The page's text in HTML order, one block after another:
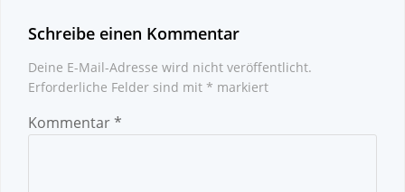
Schreibe einen Kommentar
Deine E-Mail-Adresse wird nicht veröffentlicht.
Erforderliche Felder sind mit * markiert
Kommentar*